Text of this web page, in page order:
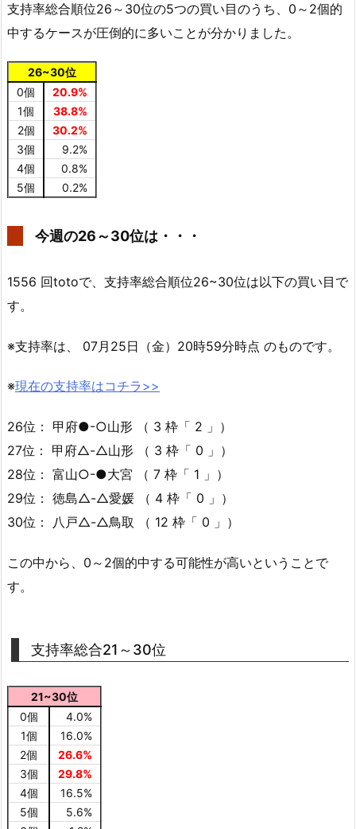
支持率総合順位26～30位の5つの買い目のうち、0～2個的
中するケースが圧倒的に多いことが分かりました。
26~30位
0個
20.9%
1個
38.8%
2個
30.2%
3個
9.2%
4個
0.8%
5個
0.2%
今週の26～30位は・・・
1556 回totoで、支持率総合順位26~30位は以下の買い目で
す。
※支持率は、 07月25日（金）20時59分時点 のものです。
※現在の支持率はコチラ>>
26位： 甲府●-○山形 （ 3 枠「 2 」）
27位： 甲府△-△山形 （ 3 枠「 0 」）
28位： 富山○-●大宮 （ 7 枠「 1 」）
29位： 徳島△-△愛媛 （ 4 枠「 0 」）
30位： 八戸△-△鳥取 （ 12 枠「 0 」）
この中から、0～2個的中する可能性が高いということで
す。
支持率総合21～30位
21~30位
0個
4.0%
1個
16.0%
2個
26.6%
3個
29.8%
4個
16.5%
5個
5.6%